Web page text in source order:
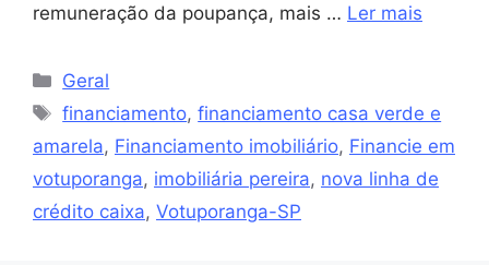
remuneração da poupança, mais … Ler mais
Geral
financiamento,financiamento casa verde e
amarela, Financiamento imobiliário, Financie em
votuporanga, imobiliária pereira, nova linha de
crédito caixa, Votuporanga-SP